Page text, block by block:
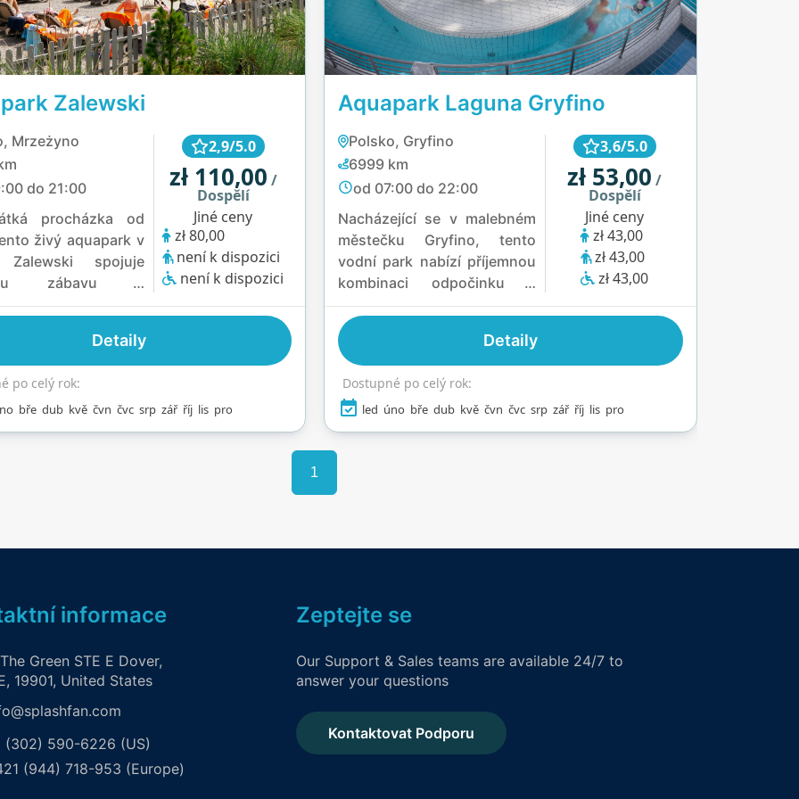
Zalewski
Mrzeżyno
do 21:00
procházka od
živý aquapark v
Zalewski spojuje
zábavu s
odpočinkem.
se do vnitřních i
bazénů, odvažte
řece nebo se
v tematických
a saunách. Děti si
zónu s vodními
u moře.
2,9/5.0
zł 110,00 /
Dospělí
Jiné ceny
zł 80,00
není k dispozici
není k dispozici
Detaily
po celý rok:
bře dub kvě čvn čvc srp zář říj lis pro
Aquapark Laguna Gryfino
Polsko, Gryfino
6999 km
od 07:00 do 22:00
Nacházející se v malebném
městečku Gryfino, tento
vodní park nabízí příjemnou
kombinaci odpočinku a
vzrušení. Návštěvníci si
mohou odpočinout v teplém
venkovním bazénu se
slanou vodou nebo si užít
uklidňující masážní bazén.
Pro ty, kteří hledají
dobrodružství, je zde
mělkými bazénky. Kromě
vodních atrakcí si hosté
zážitky, jako jsou
infračervené a suché sauny,
solná jeskyně a solárium.
3,6/5.0
zł 53,00 /
Dospělí
Jiné ceny
zł 43,00
zł 43,00
zł 43,00
Detaily
Dostupné po celý rok:
led úno bře dub kvě čvn čvc srp zář říj lis pro
1
informace
Green STE E Dover,
19901, United States
(302) 590-6226 (US)
(944) 718-953 (Europe)
Zeptejte se
Our Support & Sales teams are available 24/7 to
answer your questions
Kontaktovat Podporu